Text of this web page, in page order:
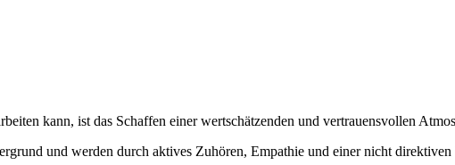
kann, ist das Schaffen einer wertschätzenden und vertrauensvollen
und werden durch aktives Zuhören, Empathie und einer nicht